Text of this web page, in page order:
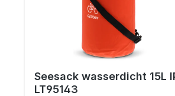
Seesack wasserdicht 15L
LT95143